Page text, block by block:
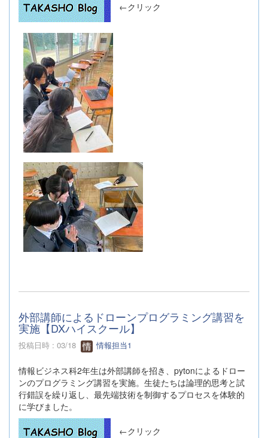
←クリック
外部講師によるドローンプログラミング講習を
実施【DXハイスクール】
投稿日時 : 03/18 情報担当1
情報ビジネス科2年生は外部講師を招き、pytonによるドロー
ンのプログラミング講習を実施。生徒たちは論理的思考と試
行錯誤を繰り返し、最先端技術を制御するプロセスを体験的
に学びました。
←クリック